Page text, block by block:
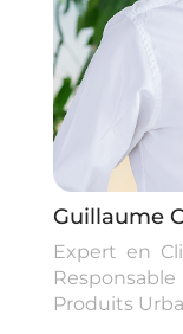
Guillaume
Expert en
Produits